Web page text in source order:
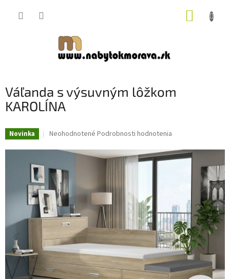
Váľanda s výsuvným lôžkom
KAROLÍNA
Novinka
Priemerné
produktu
0,0
5
hviezdičiek.
Neohodnotené Podrobnosti hodnotenia